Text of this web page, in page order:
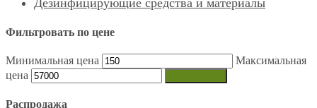
Дезинфицирующие средства и материалы
Фильтровать по цене
Минимальная цена
Максимальная
цена
Распродажа